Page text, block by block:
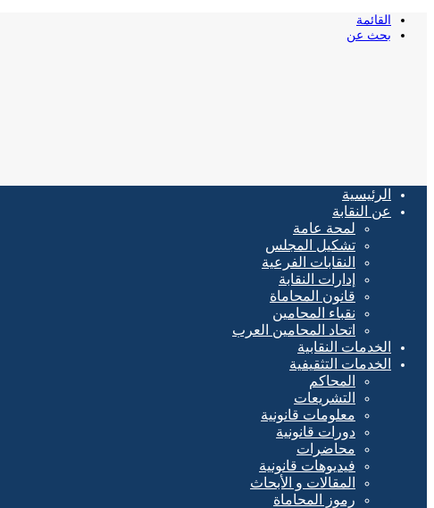
القائمة
بحث عن
الرئيسية
عن النقابة
لمحة عامة
تشكيل المجلس
النقابات الفرعية
إدارات النقابة
قانون المحاماة
نقباء المحامين
اتحاد المحامين العرب
الخدمات النقابية
الخدمات التثقيفية
المحاكم
التشريعات
معلومات قانونية
دورات قانونية
محاضرات
فيديوهات قانونية
المقالات و الأبحاث
رموز المحاماة